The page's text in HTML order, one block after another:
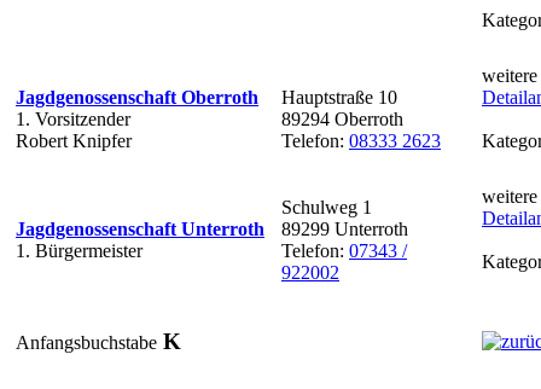
Jagdgenossenschaft Oberroth
1. Vorsitzender
Robert Knipfer
Hauptstraße 10
89294 Oberroth
Telefon: 08333 2623
Jagdgenossenschaft Unterroth
1. Bürgermeister
Schulweg 1
89299 Unterroth
Telefon: 07343 /
922002
Anfangsbuchstabe K